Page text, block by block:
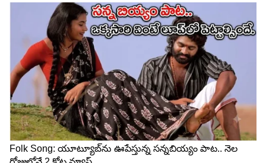
Image Credit :Gemini AI
యజమాని పాత్రపై పోలీసుల దృష్టి